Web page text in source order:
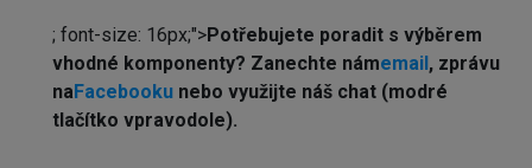
; font-size: 16px;">Potřebujete poradit s výběrem
vhodné komponenty? Zanechte námemail, zprávu
naFacebooku nebo využijte náš chat (modré
tlačítko vpravodole).